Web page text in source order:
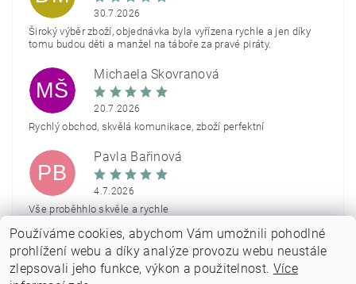
30.7.2026
Široký výběr zboží, objednávka byla vyřízena rychle a jen díky
tomu budou děti a manžel na táboře za pravé piráty.
MŠ
Michaela Škovranová
20.7.2026
Rychlý obchod, skvělá komunikace, zboží perfektní
PB
Pavla Bařinová
4.7.2026
Vše proběhhlo skvěle a rychle
Zobrazit další hodnocení
Používáme cookies, abychom Vám umožnili pohodlné
prohlížení webu a díky analýze provozu webu neustále
zlepsovali jeho funkce, výkon a použitelnost. Více